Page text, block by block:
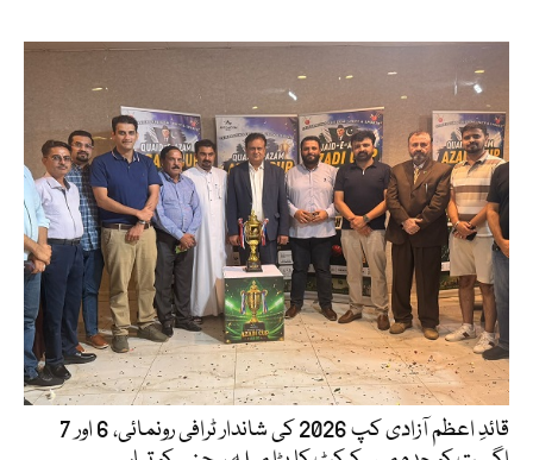
قائدِ اعظم آزادی کپ 2026 کی شاندار ٹرافی رونمائی، 6 اور 7